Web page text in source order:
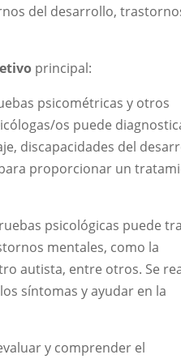
del desarrollo,
principal:
psicométricas y otros
os puede
discapacidades del
proporcionar un
psicológicas puede
mentales, como la
autista, entre otros. Se
síntomas y ayudar en la
y comprender el